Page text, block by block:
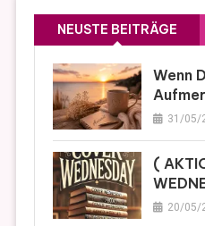
NEUSTE BEITRÄGE
Wenn
31/05/
(
20/05/